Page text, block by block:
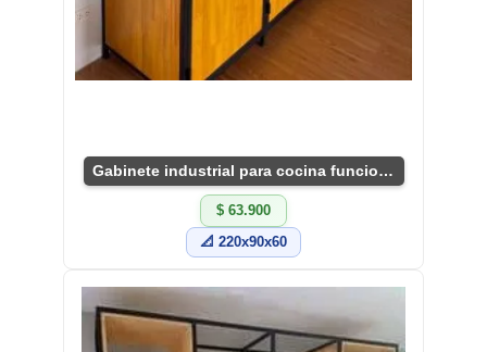
Gabinete industrial para cocina funcional y moderno
$ 63.900
📐 220x90x60